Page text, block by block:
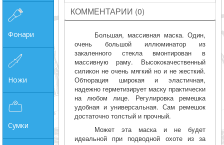
Фонари
Ножи
Сумки
КОММЕНТАРИИ (0)
Большая, массивная маска. Один,
очень большой иллюминатор из
закаленного стекла вмонтирован в
массивную раму. Высококачественный
силикон не очень мягкий но и не жесткий.
Обтюрация широкая и эластичная,
надежно герметизирует маску практически
на любом лице. Регулировка ремешка
удобная и универсальная. Сам ремешок
достаточно толстый и прочный.
Может эта маска и не будет
идеальной при подводной охоте из за